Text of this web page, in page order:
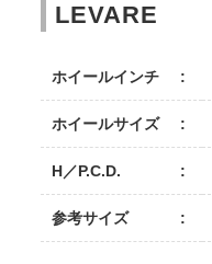
LEVARE
ホイールインチ
ホイールサイズ
H／P.C.D.
参考サイズ